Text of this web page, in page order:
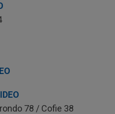
78 / Cofie 38